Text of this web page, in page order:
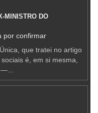
MINISTRO DO
por confirmar
que tratei no artigo
é, em si mesma,